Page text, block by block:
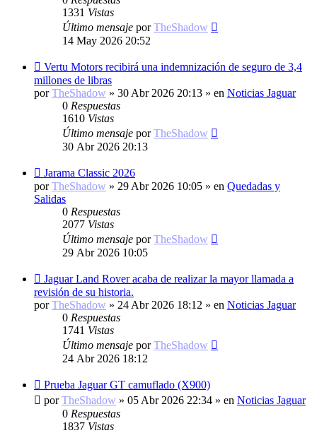
1331 Vistas
Último mensaje porTheShadow
14 May 2026 20:52
Nuevo
mensaje
Vertu Motors recibirá una indemnización de seguro de 3,4
millones de libras
porTheShadow » 30 Abr 2026 20:13 » en Noticias Jaguar
0 Respuestas
1610 Vistas
Último mensaje porTheShadow
30 Abr 2026 20:13
Nuevo
mensaje
Jarama Classic 2026
porTheShadow » 29 Abr 2026 10:05 » en Quedadas y
Salidas
0 Respuestas
2077 Vistas
Último mensaje porTheShadow
29 Abr 2026 10:05
Nuevo
mensaje
Jaguar Land Rover acaba de realizar la mayor llamada a
revisión de su historia.
porTheShadow » 24 Abr 2026 18:12 » en Noticias Jaguar
0 Respuestas
1741 Vistas
Último mensaje porTheShadow
24 Abr 2026 18:12
Nuevo
mensaje
Prueba Jaguar GT camuflado (X900)
porTheShadow » 05 Abr 2026 22:34 » en Noticias Jaguar
0 Respuestas
1837 Vistas